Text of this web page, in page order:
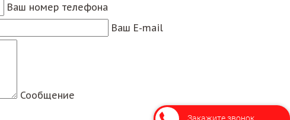
Ваш номер телефона
Ваш E-mail
Сообщение